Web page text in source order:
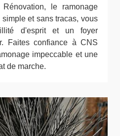
le ramonage
et sans tracas, vous
d'esprit et un foyer
Faites confiance à CNS
impeccable et une
de marche.